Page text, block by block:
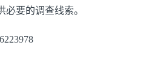
必要的调查线索。